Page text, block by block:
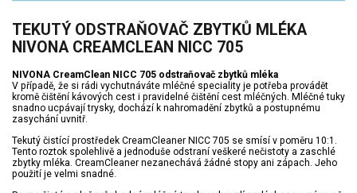
TEKUTÝ ODSTRAŇOVAČ ZBYTKŮ MLÉKA
NIVONA CREAMCLEAN NICC 705
NIVONA CreamClean NICC 705 odstraňovač zbytků mléka
V případě, že si rádi vychutnáváte mléčné speciality je potřeba provádět
kromě čištění kávových cest i pravidelné čištění cest mléčných. Mléčné tuky
snadno ucpávají trysky, dochází k nahromadění zbytků a postupnému
zasychání uvnitř.
Tekutý čistící prostředek CreamCleaner NICC 705 se smísí v poměru 10:1.
Tento roztok spolehlivě a jednoduše odstraní veškeré nečistoty a zaschlé
zbytky mléka. CreamCleaner nezanechává žádné stopy ani zápach. Jeho
použití je velmi snadné.